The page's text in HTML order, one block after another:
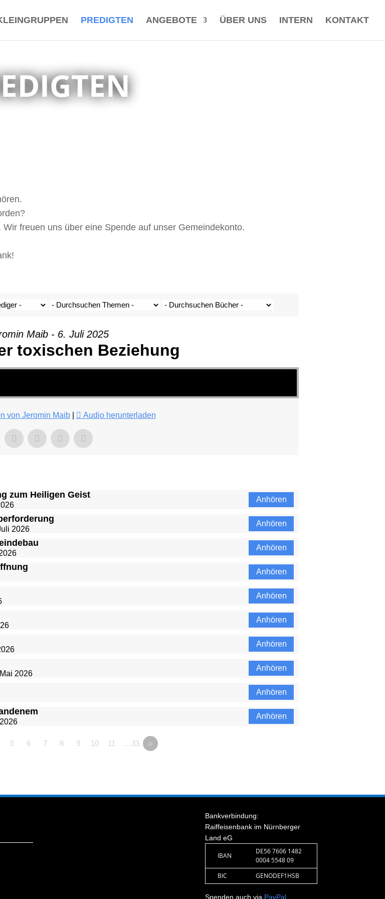
PREDIGTEN ANGEBOTE ÜBER UNS INTERN KONTAKT
freuen uns über eine Spende auf unser Gemeindekonto.
Maib - 6. Juli 2025
toxischen Beziehung
von Jeromin Maib| Audio herunterladen
zum Heiligen Geist Anhören
2026
Anhören
Anhören
Anhören
Anhören
Anhören
Anhören
2026
Anhören
Anhören
Anhören
5 6 7 8 9 10 11 …33 »
Bankverbindung:
Raiffeisenbank im Nürnberger
Land eG
IBAN
DE56 7606 1482
0004 5548 09
BIC
GENODEF1HSB
Spenden auch via PayPal